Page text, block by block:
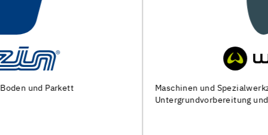
Maschinen und Spezialwerkzeuge zur
Untergrundvorbereitung und Verlegung von Bodenbelägen